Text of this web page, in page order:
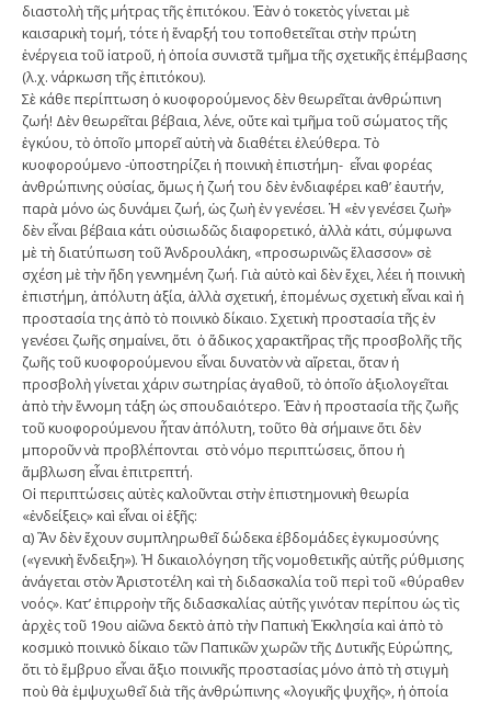
διαστολὴ τῆς µήτρας τῆς ἐπιτόκου. Ἐὰν ὁ τοκετὸς γίνεται µὲ
καισαρικὴ τοµή, τότε ἡ ἔναρξή του τοποθετεῖται στὴν πρώτη
ἐνέργεια τοῦ ἰατροῦ, ἡ ὁποία συνιστᾶ τµῆµα τῆς σχετικῆς ἐπέµβασης
(λ.χ. νάρκωση τῆς ἐπιτόκου).
Σὲ κάθε περίπτωση ὁ κυοφορούµενος δὲν θεωρεῖται ἀνθρώπινη
ζωή! Δὲν θεωρεῖται βέβαια, λένε, οὔτε καὶ τµῆµα τοῦ σώµατος τῆς
ἐγκύου, τὸ ὁποῖο µπορεῖ αὐτὴ νὰ διαθέτει ἐλεύθερα. Τὸ
κυοφορούµενο -ὑποστηρίζει ἡ ποινικὴ ἐπιστήµη- εἶναι φορέας
ἀνθρώπινης οὐσίας, ὅµως ἡ ζωή του δὲν ἐνδιαφέρει καθ’ ἐαυτήν,
παρὰ µόνο ὡς δυνάµει ζωή, ὡς ζωὴ ἐν γενέσει. Ἡ «ἐν γενέσει ζωὴ»
δὲν εἶναι βέβαια κάτι οὐσιωδῶς διαφορετικό, ἀλλὰ κάτι, σύµφωνα
µὲ τὴ διατύπωση τοῦ Ἀνδρουλάκη, «προσωρινῶς ἔλασσον» σὲ
σχέση µὲ τὴν ἤδη γεννηµένη ζωή. Γιὰ αὐτὸ καὶ δὲν ἔχει, λέει ἡ ποινικὴ
ἐπιστήµη, ἀπόλυτη ἀξία, ἀλλὰ σχετική, ἑποµένως σχετικὴ εἶναι καὶ ἡ
προστασία της ἀπὸ τὸ ποινικὸ δίκαιο. Σχετικὴ προστασία τῆς ἐν
γενέσει ζωῆς σηµαίνει, ὅτι ὁ ἄδικος χαρακτῆρας τῆς προσβολῆς τῆς
ζωῆς τοῦ κυοφορούµενου εἶναι δυνατὸν νὰ αἵρεται, ὅταν ἡ
προσβολὴ γίνεται χάριν σωτηρίας ἀγαθοῦ, τὸ ὁποῖο ἀξιολογεῖται
ἀπὸ τὴν ἔννοµη τάξη ὡς σπουδαιότερο. Ἐὰν ἡ προστασία τῆς ζωῆς
τοῦ κυοφορούµενου ἦταν ἀπόλυτη, τοῦτο θὰ σήµαινε ὅτι δὲν
µποροῦν νὰ προβλέπονται στὸ νόµο περιπτώσεις, ὅπου ἡ
ἄµβλωση εἶναι ἐπιτρεπτή.
Οἱ περιπτώσεις αὐτὲς καλοῦνται στὴν ἐπιστηµονικὴ θεωρία
«ἐνδείξεις» καὶ εἶναι οἱ ἑξῆς:
α) Ἂν δὲν ἔχουν συµπληρωθεῖ δώδεκα ἑβδοµάδες ἐγκυµοσύνης
(«γενικὴ ἔνδειξη»). Ἡ δικαιολόγηση τῆς νοµοθετικῆς αὐτῆς ρύθµισης
ἀνάγεται στὸν Ἀριστοτέλη καὶ τὴ διδασκαλία τοῦ περὶ τοῦ «θύραθεν
νοός». Κατ’ ἐπιρροὴν τῆς διδασκαλίας αὐτῆς γινόταν περίπου ὡς τὶς
ἀρχὲς τοῦ 19ου αἰῶνα δεκτὸ ἀπὸ τὴν Παπικὴ Ἐκκλησία καὶ ἀπὸ τὸ
κοσµικὸ ποινικὸ δίκαιο τῶν Παπικῶν χωρῶν τῆς Δυτικῆς Εὐρώπης,
ὅτι τὸ ἔµβρυο εἶναι ἄξιο ποινικῆς προστασίας µόνο ἀπὸ τὴ στιγµὴ
ποὺ θὰ ἐµψυχωθεῖ διὰ τῆς ἀνθρώπινης «λογικῆς ψυχῆς», ἡ ὁποία